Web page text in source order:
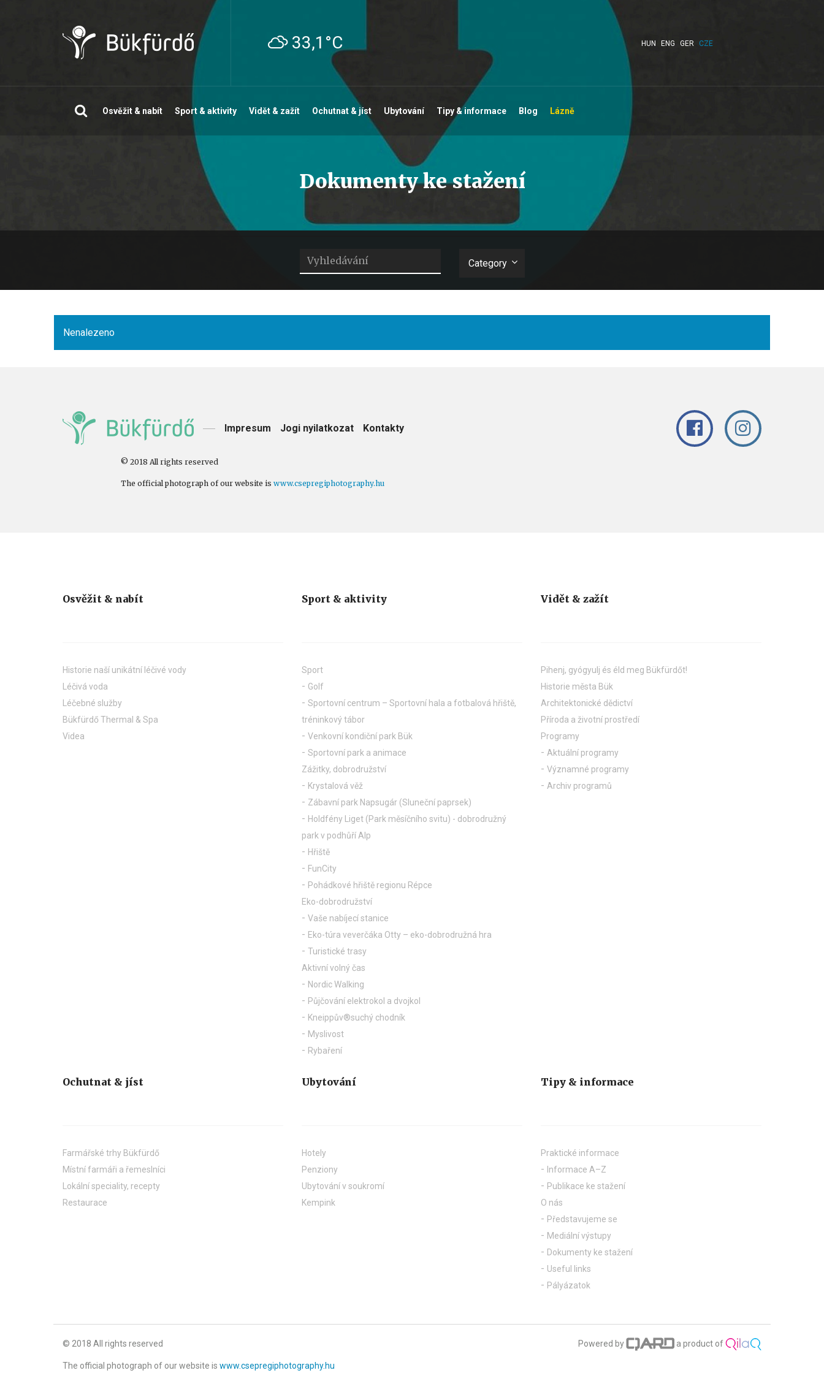
33,1°C HUN ENG GER CZE
Osvěžit & nabít Sport & aktivity Vidět & zažít Ochutnat & jíst Ubytování Tipy & informace Blog Lázně
Dokumenty ke stažení
Category
Nenalezeno
Impresum Jogi nyilatkozat Kontakty
© 2018 All rights reserved
The official photograph of our website is www.csepregiphotography.hu
Osvěžit & nabít
Historie naší unikátní léčivé vody
Léčivá voda
Léčebné služby
Bükfürdő Thermal & Spa
Videa
Sport & aktivity
Sport
Golf
Sportovní centrum – Sportovní hala a fotbalová hřiště,
tréninkový tábor
Venkovní kondiční park Bük
Sportovní park a animace
Zážitky, dobrodružství
Krystalová věž
Zábavní park Napsugár (Sluneční paprsek)
Holdfény Liget (Park měsíčního svitu) - dobrodružný
park v podhůří Alp
Hřiště
FunCity
Pohádkové hřiště regionu Répce
Eko-dobrodružství
Vaše nabíjecí stanice
Eko-túra veverčáka Otty – eko-dobrodružná hra
Turistické trasy
Aktivní volný čas
Nordic Walking
Půjčování elektrokol a dvojkol
Kneippův®suchý chodník
Myslivost
Rybaření
Vidět & zažít
Pihenj, gyógyulj és éld meg Bükfürdőt!
Historie města Bük
Architektonické dědictví
Příroda a životní prostředí
Programy
Aktuální programy
Významné programy
Archiv programů
Ochutnat & jíst
Farmářské trhy Bükfürdő
Místní farmáři a řemeslníci
Lokální speciality, recepty
Restaurace
Ubytování
Hotely
Penziony
Ubytování v soukromí
Kempink
Tipy & informace
Praktické informace
Informace A–Z
Publikace ke stažení
O nás
Představujeme se
Mediální výstupy
Dokumenty ke stažení
Useful links
Pályázatok
© 2018 All rights reserved
The official photograph of our website is www.csepregiphotography.hu
Powered by a product of